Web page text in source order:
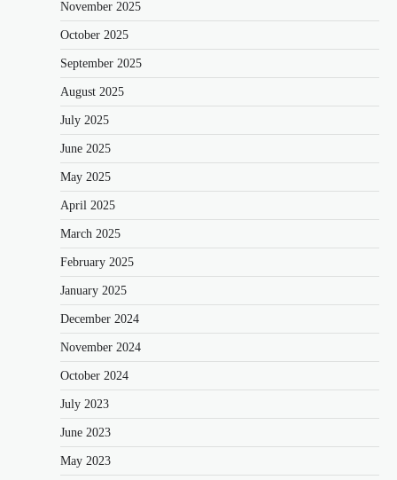
November 2025
October 2025
September 2025
August 2025
July 2025
June 2025
May 2025
April 2025
March 2025
February 2025
January 2025
December 2024
November 2024
October 2024
July 2023
June 2023
May 2023